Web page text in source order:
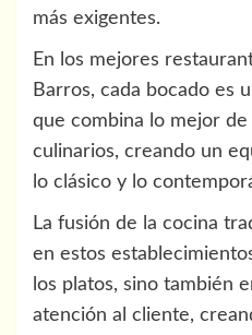
más exigentes.
En los mejores
Barros, cada bocado es
que combina lo mejor de
culinarios, creando un
lo clásico y lo
La fusión de la cocina
en estos
los platos, sino también
atención al cliente,